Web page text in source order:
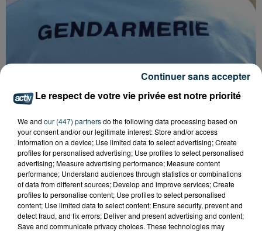
FOREZTIVAL : DROGUÉ ET TENANT DES
PROPOS DÉPLACÉS, UN FESTIVALIER A...
Le respect de votre vie privée est notre priorité
We and our (447) partnersdo the following data processing based on
your consent and/or our legitimate interest: Store and/or access
information on a device; Use limited data to select advertising; Create
profiles for personalised advertising; Use profiles to select personalised
advertising; Measure advertising performance; Measure content
performance; Understand audiences through statistics or combinations
of data from different sources; Develop and improve services; Create
profiles to personalise content; Use profiles to select personalised
content; Use limited data to select content; Ensure security, prevent and
detect fraud, and fix errors; Deliver and present advertising and content;
Save and communicate privacy choices. These technologies may
Continuer sans accepter